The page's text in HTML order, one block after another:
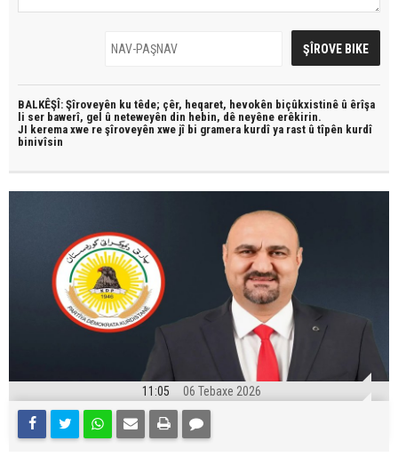
BALKÊŞÎ: Şîroveyên ku têde; çêr, heqaret, hevokên biçûkxistinê û êrîşa
li ser bawerî, gel û neteweyên din hebin, dê neyêne erêkirin.
JI kerema xwe re şîroveyên xwe jî bi gramera kurdî ya rast û tîpên kurdî
binivîsin
11:05 06 Tebaxe 2026